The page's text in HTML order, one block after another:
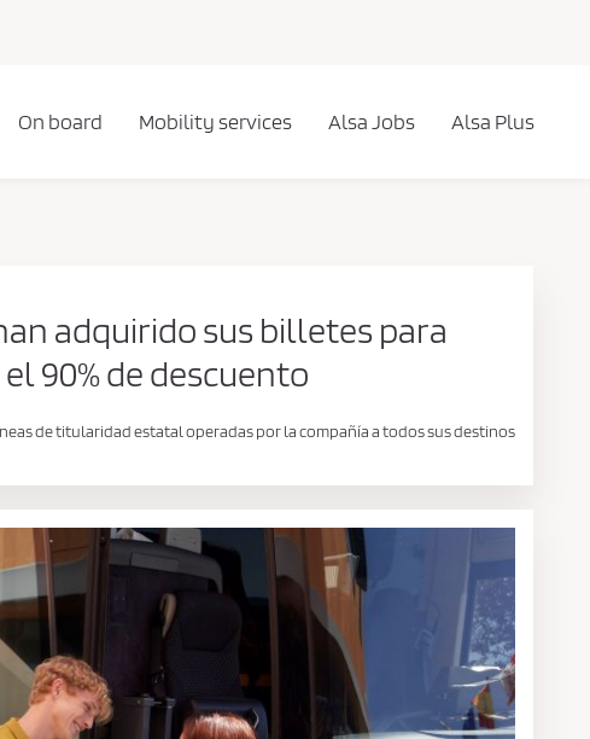
On board Mobility services Alsa Jobs Alsa Plus
adquirido sus billetes para
90% de descuento
de titularidad estatal operadas por la compañía a todos sus destinos